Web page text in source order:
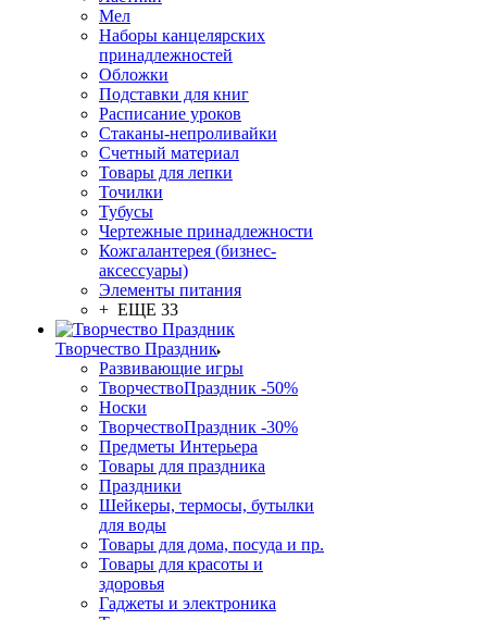
Мел
Наборы канцелярских
принадлежностей
Обложки
Подставки для книг
Расписание уроков
Стаканы-непроливайки
Счетный материал
Товары для лепки
Точилки
Тубусы
Чертежные принадлежности
Кожгалантерея (бизнес-
аксессуары)
Элементы питания
+ ЕЩЕ 33
Творчество Праздник
Развивающие игры
ТворчествоПраздник -50%
Носки
ТворчествоПраздник -30%
Предметы Интерьера
Товары для праздника
Праздники
Шейкеры, термосы, бутылки
для воды
Товары для дома, посуда и пр.
Товары для красоты и
здоровья
Гаджеты и электроника